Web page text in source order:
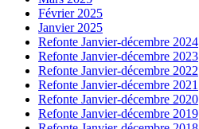
Février 2025
Janvier 2025
Refonte Janvier-décembre 2024
Refonte Janvier-décembre 2023
Refonte Janvier-décembre 2022
Refonte Janvier-décembre 2021
Refonte Janvier-décembre 2020
Refonte Janvier-décembre 2019